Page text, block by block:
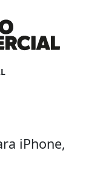
iPhone,